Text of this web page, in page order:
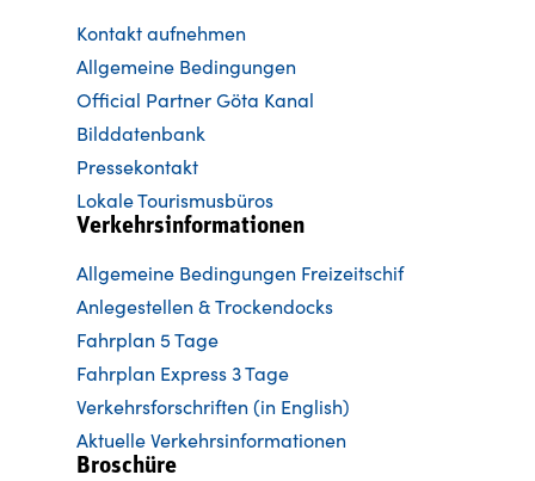
Kontakt aufnehmen
Allgemeine Bedingungen
Official Partner Göta Kanal
Bilddatenbank
Pressekontakt
Lokale Tourismusbüros
Verkehrsinformationen
Allgemeine Bedingungen Freizeitschif
Anlegestellen & Trockendocks
Fahrplan 5 Tage
Fahrplan Express 3 Tage
Verkehrsforschriften (in English)
Aktuelle Verkehrsinformationen
Broschüre